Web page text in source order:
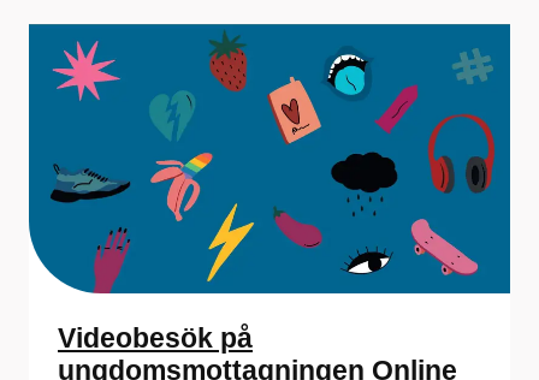
Videobesök på
ungdomsmottagningen Online